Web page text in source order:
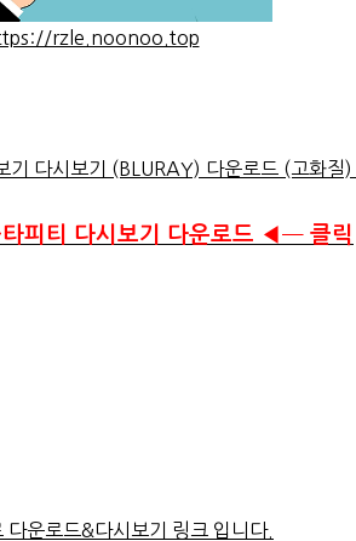
rzle.noonoo.top
기 다시보기 (BLURAY) 다운로드 (고화질)
타피티 다시보기 다운로드 ◀━ 클릭
다운로드&다시보기 링크 입니다.